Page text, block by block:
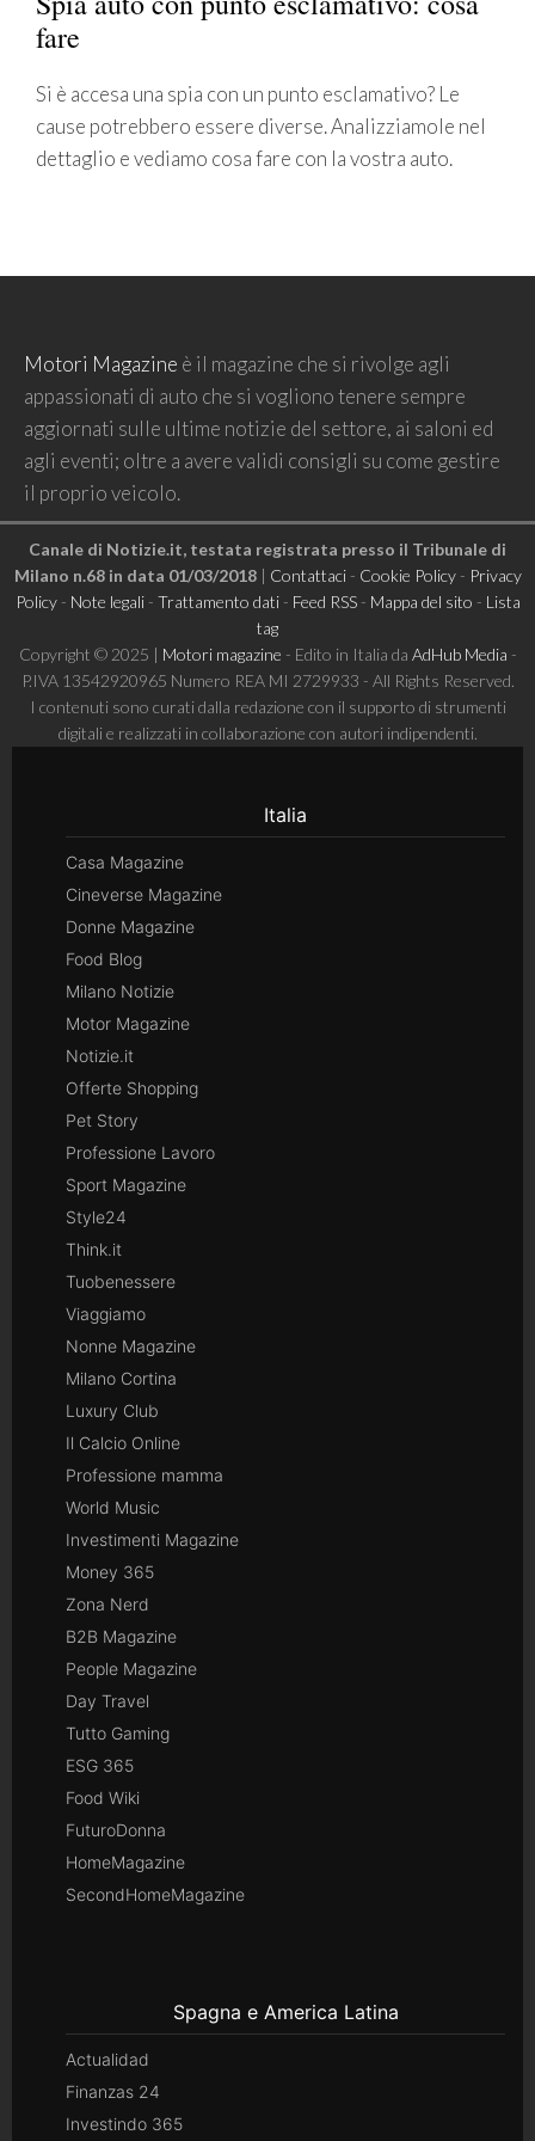
fare
Si è accesa una spia con un punto esclamativo? Le
cause potrebbero essere diverse. Analizziamole nel
dettaglio e vediamo cosa fare con la vostra auto.
Motori Magazine è il magazine che si rivolge agli
appassionati di auto che si vogliono tenere sempre
aggiornati sulle ultime notizie del settore, ai saloni ed
agli eventi; oltre a avere validi consigli su come gestire
il proprio veicolo.
Canale di Notizie.it, testata registrata presso il Tribunale di
Milano n.68 in data 01/03/2018| Contattaci- Cookie Policy- Privacy
Policy- Note legali- Trattamento dati- Feed RSS- Mappa del sito - Lista
tag
Copyright © 2025 | Motori magazine - Edito in Italia da AdHub Media -
P.IVA 13542920965 Numero REA MI 2729933 - All Rights Reserved.
I contenuti sono curati dalla redazione con il supporto di strumenti
digitali e realizzati in collaborazione con autori indipendenti.
Italia
Casa Magazine
Cineverse Magazine
Donne Magazine
Food Blog
Milano Notizie
Motor Magazine
Notizie.it
Offerte Shopping
Pet Story
Professione Lavoro
Sport Magazine
Style24
Think.it
Tuobenessere
Viaggiamo
Nonne Magazine
Milano Cortina
Luxury Club
Il Calcio Online
Professione mamma
World Music
Investimenti Magazine
Money 365
Zona Nerd
B2B Magazine
People Magazine
Day Travel
Tutto Gaming
ESG 365
Food Wiki
FuturoDonna
HomeMagazine
SecondHomeMagazine
Spagna e America Latina
Actualidad
Finanzas 24
Investindo 365